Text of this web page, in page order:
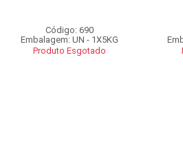
Código: 690
Embalagem: UN - 1X5KG
Produto Esgotado